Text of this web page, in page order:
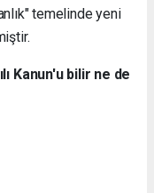
temelinde yeni
Kanun'u bilir ne de